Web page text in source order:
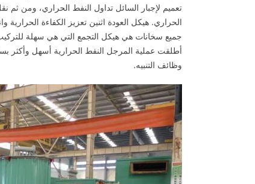
تعميم لإجبار السائل تداول النفط الحراري، ومن
الحراري. هيكل العودة اثنين تعزيز الكفاءة
جميع سخانات هي هيكل التجمع التي هي سهلة
أطلقت عملية المرجل النفط الحرارية أسهل وأكثر
وظائف التنبيه.